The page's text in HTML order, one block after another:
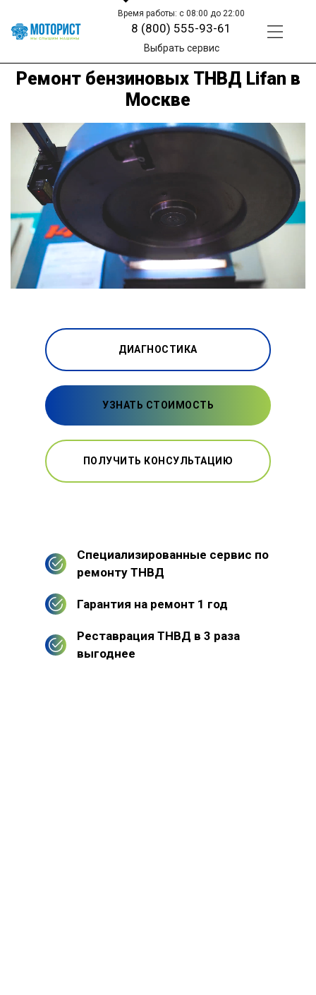
Время работы: с 08:00 до 22:00
8 (800) 555-93-61
Выбрать сервис
Ремонт бензиновых ТНВД Lifan в
Москве
ДИАГНОСТИКА
УЗНАТЬ СТОИМОСТЬ
ПОЛУЧИТЬ КОНСУЛЬТАЦИЮ
Специализированные сервис по
ремонту ТНВД
Гарантия на ремонт 1 год
Реставрация ТНВД в 3 раза
выгоднее